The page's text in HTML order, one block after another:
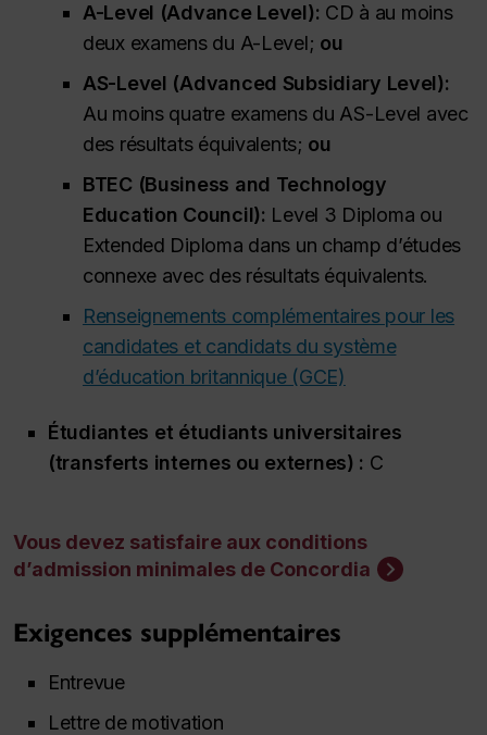
A-Level (Advance Level): CD à au moins
deux examens du A-Level; ou
AS-Level (Advanced Subsidiary Level):
Au moins quatre examens du AS-Level avec
des résultats équivalents; ou
BTEC (Business and Technology
Education Council): Level 3 Diploma ou
Extended Diploma dans un champ d’études
connexe avec des résultats équivalents.
Renseignements complémentaires pour les
candidates et candidats du système
d’éducation britannique (GCE)
Étudiantes et étudiants universitaires
(transferts internes ou externes) : C
Vous devez satisfaire aux conditions
d’admission minimales de Concordia
Exigences supplémentaires
Entrevue
Lettre de motivation